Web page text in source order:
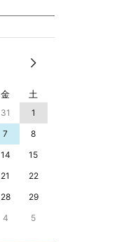
金 土
31
1
7
8
14
15
21
22
28
29
4 5